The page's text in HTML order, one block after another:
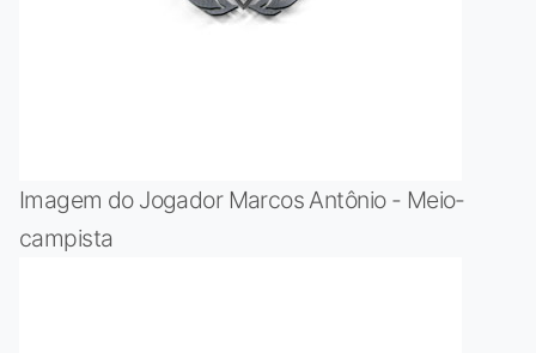
Imagem do Jogador Marcos Antônio - Meio-
campista